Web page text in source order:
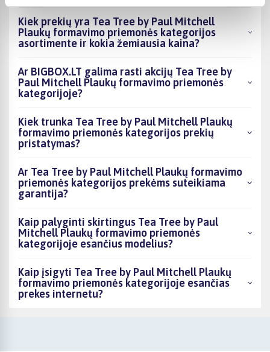
Kiek prekių yra Tea Tree by Paul Mitchell
Plaukų formavimo priemonės kategorijos
asortimente ir kokia žemiausia kaina?
Ar BIGBOX.LT galima rasti akcijų Tea Tree by
Paul Mitchell Plaukų formavimo priemonės
kategorijoje?
Kiek trunka Tea Tree by Paul Mitchell Plaukų
formavimo priemonės kategorijos prekių
pristatymas?
Ar Tea Tree by Paul Mitchell Plaukų formavimo
priemonės kategorijos prekėms suteikiama
garantija?
Kaip palyginti skirtingus Tea Tree by Paul
Mitchell Plaukų formavimo priemonės
kategorijoje esančius modelius?
Kaip įsigyti Tea Tree by Paul Mitchell Plaukų
formavimo priemonės kategorijoje esančias
prekes internetu?